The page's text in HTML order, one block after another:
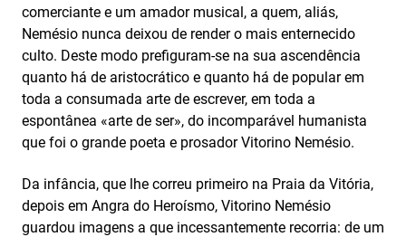
comerciante e um amador musical, a quem, aliás,
Nemésio nunca deixou de render o mais enternecido
culto. Deste modo prefiguram-se na sua ascendência
quanto há de aristocrático e quanto há de popular em
toda a consumada arte de escrever, em toda a
espontânea «arte de ser», do incomparável humanista
que foi o grande poeta e prosador Vitorino Nemésio.
Da infância, que lhe correu primeiro na Praia da Vitória,
depois em Angra do Heroísmo, Vitorino Nemésio
guardou imagens a que incessantemente recorria: de um